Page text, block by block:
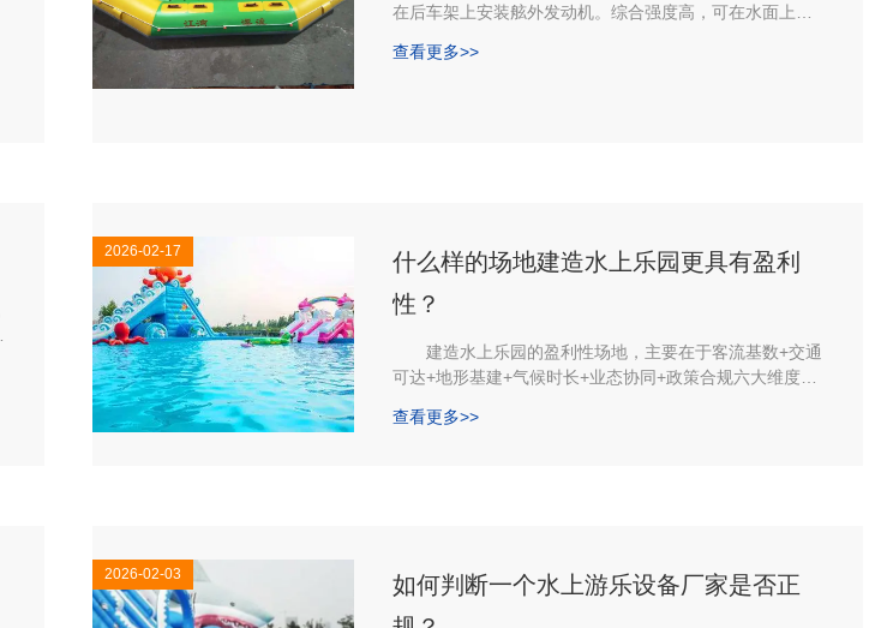
在后车架上安装舷外发动机。综合强度高，可在水面上以
查看更多>>
2026-02-17
什么样的场地建造水上乐园更具有盈利
性？
建造水上乐园的盈利性场地，主要在于客流基数+交通
可达+地形基建+气候时长+业态协同+政策合规六大维度的
地铁接驳便利、平坦地质稳定、年均20℃以上天数≥120
查看更多>>
2026-02-03
如何判断一个水上游乐设备厂家是否正